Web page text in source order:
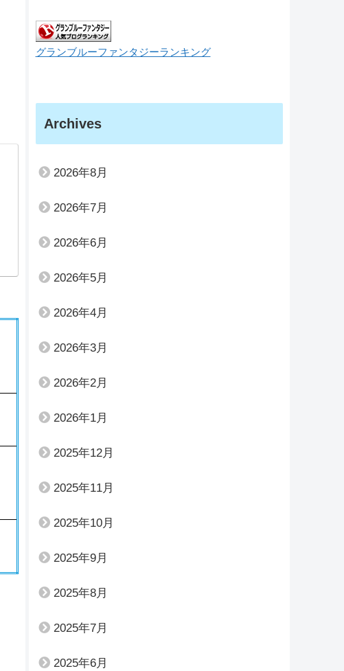
グランブルーファンタジーランキング
Archives
2026年8月
2026年7月
2026年6月
2026年5月
2026年4月
2026年3月
2026年2月
2026年1月
2025年12月
2025年11月
2025年10月
2025年9月
2025年8月
2025年7月
2025年6月